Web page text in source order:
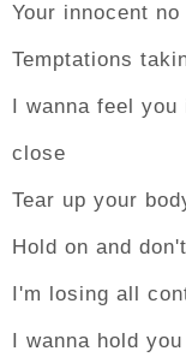
Your innocent no
Temptations
I wanna feel
close
Tear up your
Hold on and
I'm losing all
I wanna hold